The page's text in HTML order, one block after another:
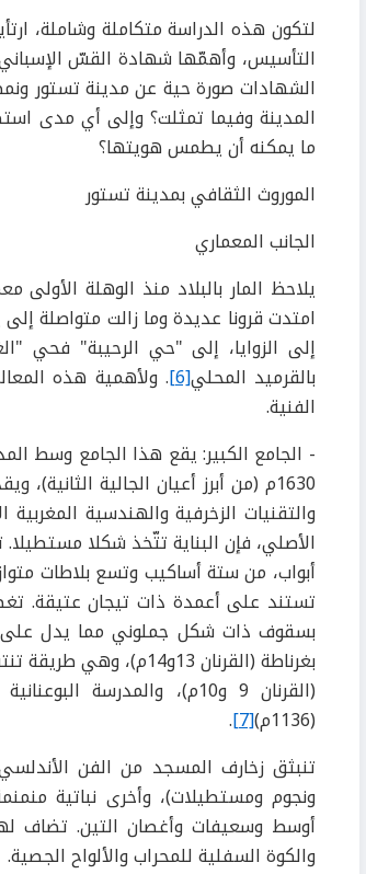
لتكون هذه الدراسة متكاملة وشاملة،
التأسيس، وأهمّها شهادة القسّ
الشهادات صورة حية عن مدينة تستور
المدينة وفيما تمثلت؟ وإلى أي مدى
ما يمكنه أن يطمس هويتها؟
الموروث الثقافي بمدينة تستور
الجانب المعماري
يلاحظ المار بالبلاد منذ الوهلة
امتدت قرونا عديدة وما زالت متواصلة
إلى الزوايا، إلى "حي الرحيبة" فحي
بالقرميد المحلي[6]
. ولأهمية هذه
الفنية.
- الجامع الكبير:يقع هذا الجامع وسط
1630م (من أبرز أعيان الجالية الثانية)،
والتقنيات الزخرفية والهندسية
الأصلي، فإن البناية تتّخذ شكلا
أبواب، من ستة أساكيب وتسع بلاطات
تستند على أعمدة ذات تيجان عتيقة.
بسقوف ذات شكل جملوني مما يدل على
بغرناطة (القرنان13و14م)، وهي طريقة
(القرنان 9 و10م)، والمدرسة
(
1136م)[7]
.
تنبثق زخارف المسجد من الفن
ونجوم ومستطيلات)، وأخرى نباتية
أوسط وسعيفات وأغصان التين. تضاف
والكوة السفلية للمحراب والألواح الجصية.